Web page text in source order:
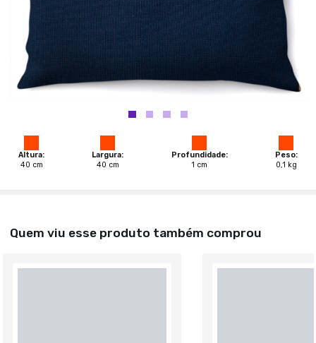
Altura:
40 cm
Largura:
40 cm
Profundidade:
1 cm
Peso:
0,1 kg
Quem viu esse produto também comprou